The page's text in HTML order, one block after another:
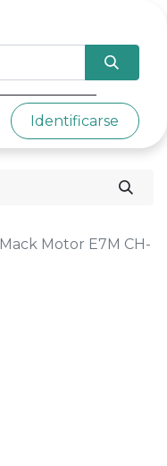
Identificarse
Motor E7M CH-